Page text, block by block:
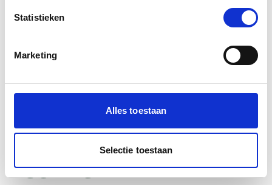
Statistieken
Marketing
Alles toestaan
Selectie toestaan
'Dat is wel een lastige vraag. Schilder is een mooi beroep, je
moet precies zijn, netjes. Techniek is wel een mannenwereld,
mensen en die kunnen je dan wel een handje helpen. Dit jaar
om met mannen te werken, eerlijk, stoer en ontspannen.’
Hoe zie je jouw
toekomst in de
techniek?